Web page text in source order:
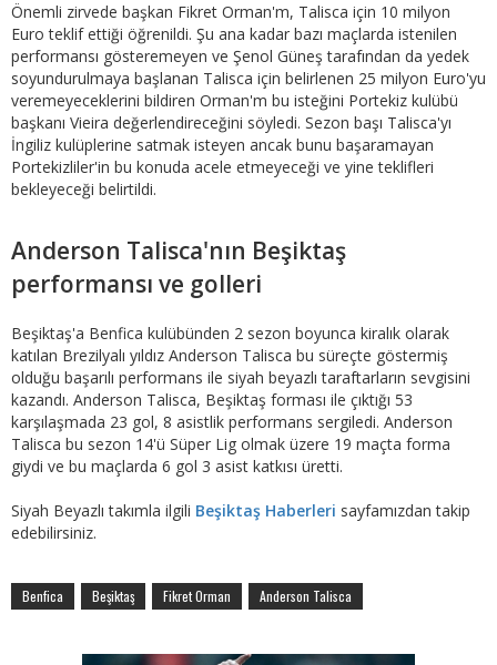
Önemli zirvede başkan Fikret Orman'm, Talisca için 10 milyon
Euro teklif ettiği öğrenildi. Şu ana kadar bazı maçlarda istenilen
performansı gösteremeyen ve Şenol Güneş tarafından da yedek
soyundurulmaya başlanan Talisca için belirlenen 25 milyon Euro'yu
veremeyeceklerini bildiren Orman'm bu isteğini Portekiz kulübü
başkanı Vieira değerlendireceğini söyledi. Sezon başı Talisca'yı
İngiliz kulüplerine satmak isteyen ancak bunu başaramayan
Portekizliler'in bu konuda acele etmeyeceği ve yine teklifleri
bekleyeceği belirtildi.
Anderson Talisca'nın Beşiktaş
performansı ve golleri
Beşiktaş'a Benfica kulübünden 2 sezon boyunca kiralık olarak
katılan Brezilyalı yıldız Anderson Talisca bu süreçte göstermiş
olduğu başarılı performans ile siyah beyazlı taraftarların sevgisini
kazandı. Anderson Talisca, Beşiktaş forması ile çıktığı 53
karşılaşmada 23 gol, 8 asistlik performans sergiledi. Anderson
Talisca bu sezon 14'ü Süper Lig olmak üzere 19 maçta forma
giydi ve bu maçlarda 6 gol 3 asist katkısı üretti.
Siyah Beyazlı takımla ilgili Beşiktaş Haberleri sayfamızdan takip
edebilirsiniz.
Benfica Beşiktaş Fikret Orman Anderson Talisca